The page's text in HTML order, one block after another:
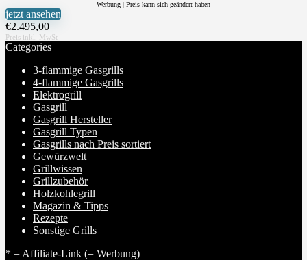
Werbung | Preis kann sich geändert haben
jetzt ansehen
€2.495,00
Categories
3-flammige Gasgrills
4-flammige Gasgrills
Elektrogrill
Gasgrill
Gasgrill Hersteller
Gasgrill Typen
Gasgrills nach Preis sortiert
Gewürzwelt
Grillwissen
Grillzubehör
Holzkohlegrill
Magazin & Tipps
Rezepte
Sonstige Grills
* = Affiliate-Link (= Werbung)